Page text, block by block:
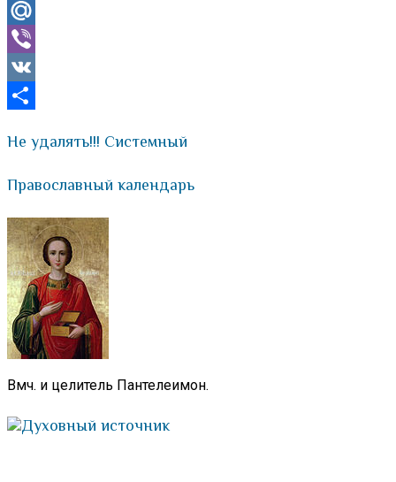
Odnoklassniki
Mail.Ru
Viber
VK
Не удалять!!! Системный
Православный календарь
Вмч. и целитель Пантелеимон.
Духовный источник